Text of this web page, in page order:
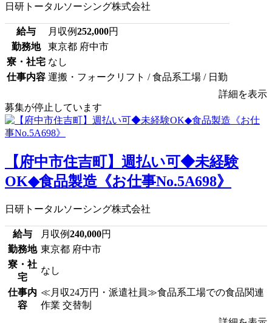
日研トータルソーシング株式会社
給与 月収例252,000円
勤務地
東京都 府中市
寮・社宅 なし
仕事内容 運搬・フォークリフト / 食品系工場 / 日勤
詳細を表示
募集が停止しています
【府中市住吉町】週払い可◆未経験
OK◆食品製造《お仕事No.5A698》
日研トータルソーシング株式会社
給与 月収例240,000円
勤務地 東京都 府中市
寮・社
宅
なし
仕事内
容
≪月収24万円・派遣社員≫食品系工場での食品関連
作業 交替制